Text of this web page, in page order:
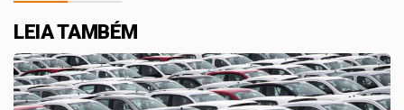
LEIA TAMBÉM